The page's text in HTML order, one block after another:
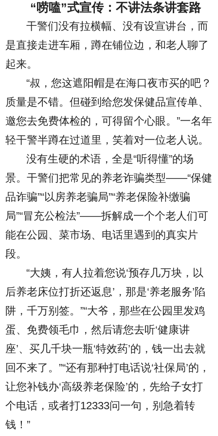
“唠嗑”式宣传：不讲法条讲套路
干警们没有拉横幅、没有设宣讲台，而
是直接走进车厢，蹲在铺位边，和老人聊了
起来。
“叔，您这遮阳帽是在海口夜市买的吧？
质量是不错。但碰到给您发保健品宣传单、
邀您去免费体检的，可得留个心眼。”一名年
轻干警半蹲在过道里，笑着对一位老人说。
没有生硬的术语，全是“听得懂”的场
景。干警们把常见的养老诈骗类型——“保健
品诈骗”“以房养老骗局”“养老保险补缴骗
局”“冒充公检法”——拆解成一个个老人们可
能在公园、菜市场、电话里遇到的真实片
段。
“大姨，有人拉着您说‘预存几万块，以
后养老床位打折还返息’，那是‘养老服务’陷
阱，千万别签。”“大爷，那些在公园里发鸡
蛋、免费领毛巾，然后请您去听‘健康讲
座’、买几千块一瓶‘特效药’的，钱一出去就
回不来了。”“还有那种打电话说‘社保局’的，
让您补钱办‘高级养老保险’的，先给子女打
个电话，或者打12333问一句，别急着转
钱！”